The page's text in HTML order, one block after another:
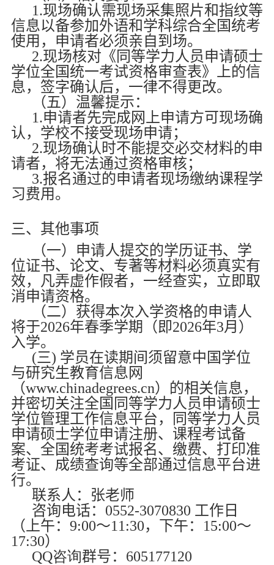
1.现场确认需现场采集照片和指纹等
信息以备参加外语和学科综合全国统考
使用，申请者必须亲自到场。
2.现场核对《同等学力人员申请硕士
学位全国统一考试资格审查表》上的信
息，签字确认后，一律不得更改。
（五）温馨提示：
1.申请者先完成网上申请方可现场确
认，学校不接受现场申请；
2.现场确认时不能提交必交材料的申
请者，将无法通过资格审核；
3.报名通过的申请者现场缴纳课程学
习费用。
三、其他事项
（一）申请人提交的学历证书、学
位证书、论文、专著等材料必须真实有
效，凡弄虚作假者，一经查实，立即取
消申请资格。
（二）获得本次入学资格的申请人
将于2026年春季学期（即2026年3月）
入学。
(三) 学员在读期间须留意中国学位
与研究生教育信息网
（www.chinadegrees.cn）的相关信息，
并密切关注全国同等学力人员申请硕士
学位管理工作信息平台 ，同等学力人员
申请硕士学位申请注册、课程考试备
案、全国统考考试报名、缴费、打印准
考证、成绩查询等全部通过信息平台进
行。
联系人：张老师
咨询电话： 0552-3070830 工作日
（上午： 9:00～11:30，下午： 15:00～
17:30）
QQ咨询群号： 605177120